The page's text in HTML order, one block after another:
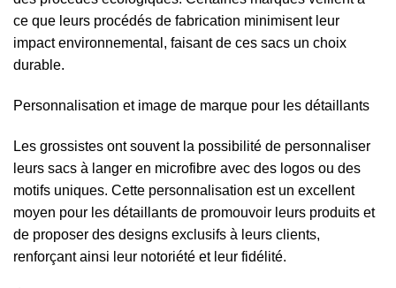
ce que leurs procédés de fabrication minimisent leur
impact environnemental, faisant de ces sacs un choix
durable.
Personnalisation et image de marque pour les détaillants
Les grossistes ont souvent la possibilité de personnaliser
leurs sacs à langer en microfibre avec des logos ou des
motifs uniques. Cette personnalisation est un excellent
moyen pour les détaillants de promouvoir leurs produits et
de proposer des designs exclusifs à leurs clients,
renforçant ainsi leur notoriété et leur fidélité.